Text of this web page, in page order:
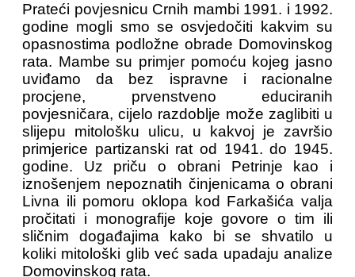
Prateći povjesnicu Crnih mambi 1991. i 1992.
godine mogli smo se osvjedočiti kakvim su
opasnostima podložne obrade Domovinskog
rata. Mambe su primjer pomoću kojeg jasno
uviđamo da bez ispravne i racionalne
procjene, prvenstveno educiranih
povjesničara, cijelo razdoblje može zaglibiti u
slijepu mitološku ulicu, u kakvoj je završio
primjerice partizanski rat od 1941. do 1945.
godine. Uz priču o obrani Petrinje kao i
iznošenjem nepoznatih činjenicama o obrani
Livna ili pomoru oklopa kod Farkašića valja
pročitati i monografije koje govore o tim ili
sličnim događajima kako bi se shvatilo u
koliki mitološki glib već sada upadaju analize
Domovinskog rata.